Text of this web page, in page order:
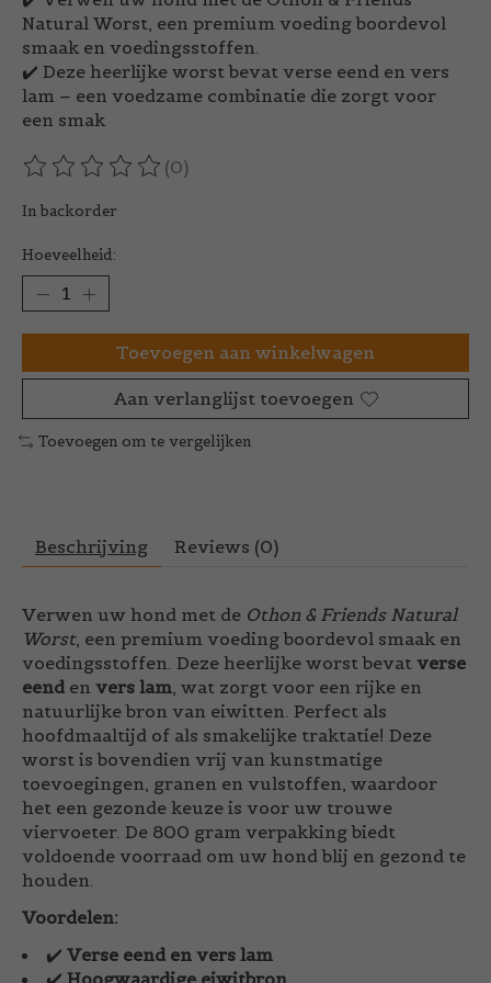
Natural Worst, een premium voeding boordevol
smaak en voedingsstoffen.
✔️ Deze heerlijke worst bevat verse eend en vers
lam – een voedzame combinatie die zorgt voor
een smak
De beoordeling van dit product is
(0)
In backorder
Hoeveelheid:
Toevoegen aan winkelwagen
Aan verlanglijst toevoegen
Toevoegen om te vergelijken
Beschrijving Reviews (0)
Verwen uw hond met de Othon & Friends Natural
Worst, een premium voeding boordevol smaak en
voedingsstoffen. Deze heerlijke worst bevat verse
eend en vers lam , wat zorgt voor een rijke en
natuurlijke bron van eiwitten. Perfect als
hoofdmaaltijd of als smakelijke traktatie! Deze
worst is bovendien vrij van kunstmatige
toevoegingen, granen en vulstoffen, waardoor
het een gezonde keuze is voor uw trouwe
viervoeter. De 800 gram verpakking biedt
voldoende voorraad om uw hond blij en gezond te
houden.
Voordelen:
✔️ Verse eend en vers lam
✔️ Hoogwaardige eiwitbron